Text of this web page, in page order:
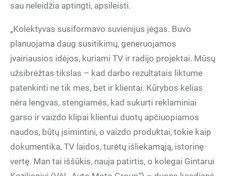
sau neleidžia aptingti, apsileisti.
„Kolektyvas susiformavo suvienijus jėgas. Buvo
planuojama daug susitikimų, generuojamos
įvairiausios idėjos, kuriami TV ir radijo projektai. Mūsų
užsibrėžtas tikslas – kad darbo rezultatais liktume
patenkinti ne tik mes, bet ir klientai. Kūrybos kelias
nėra lengvas, stengiamės, kad sukurti reklaminiai
garso ir vaizdo klipai klientui duotų apčiuopiamos
naudos, būtų įsimintini, o vaizdo produktai, tokie kaip
dokumentika, TV laidos, turėtų išliekamąją, istorinę
vertę. Man tai iššūkis, nauja patirtis, o kolegai Gintarui